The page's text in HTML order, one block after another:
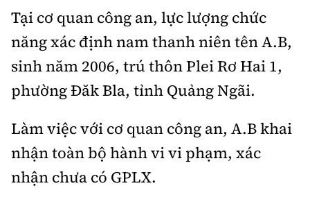
Ẩm thực
Camera giao thông
Câu chuyện giao thông
Giải trí - Thể thao
Cơ quan chủ quản: Bộ Xây dựng
Giấy phép số: 03/GP-BVHTTDL, cấp ngày 1/4/2025.
Tòa soạn: Số 2 Nguyễn Công Hoan, phường Giảng Võ,
Hà Nội.
Tổng biên tập:Nguyễn Thị Hồng Nga
Phó Tổng biên tập:Nguyễn Sơn Tùng,
Tại cơ quan công an, lực lượng chức
năng xác định nam thanh niên tên A.B,
sinh năm 2006, trú thôn Plei Rơ Hai 1,
phường Đăk Bla, tỉnh Quảng Ngãi.
Làm việc với cơ quan công an, A.B khai
nhận toàn bộ hành vi vi phạm, xác
nhận chưa có GPLX.